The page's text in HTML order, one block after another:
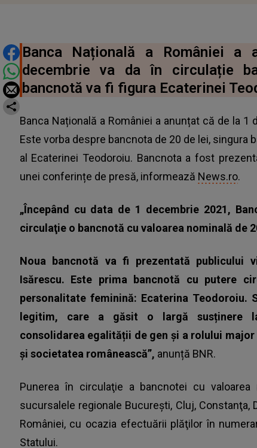
DISTRIBUIE ARTICOLUL
Banca Națională a României a
decembrie va da în circulație
bancnotă va fi figura Ecaterinei
Banca Națională a României a anunțat că de la
Este vorba despre bancnota de 20 de lei, singura
al Ecaterinei Teodoroiu. Bancnota a fost
unei conferințe de presă, informează News.ro.
„Începând cu data de 1 decembrie 2021,
circulaţie o bancnotă cu valoarea nominală de
Noua bancnotă va fi prezentată publicului
Isărescu. Este prima bancnotă cu putere
personalitate feminină: Ecaterina Teodoroiu.
legitim, care a găsit o largă susținere
consolidarea egalității de gen și a rolului
și societatea românească”, anunță BNR.
Punerea în circulaţie a bancnotei cu
sucursalele regionale Bucureşti, Cluj, Constanţa,
României, cu ocazia efectuării plăţilor în
Statului.